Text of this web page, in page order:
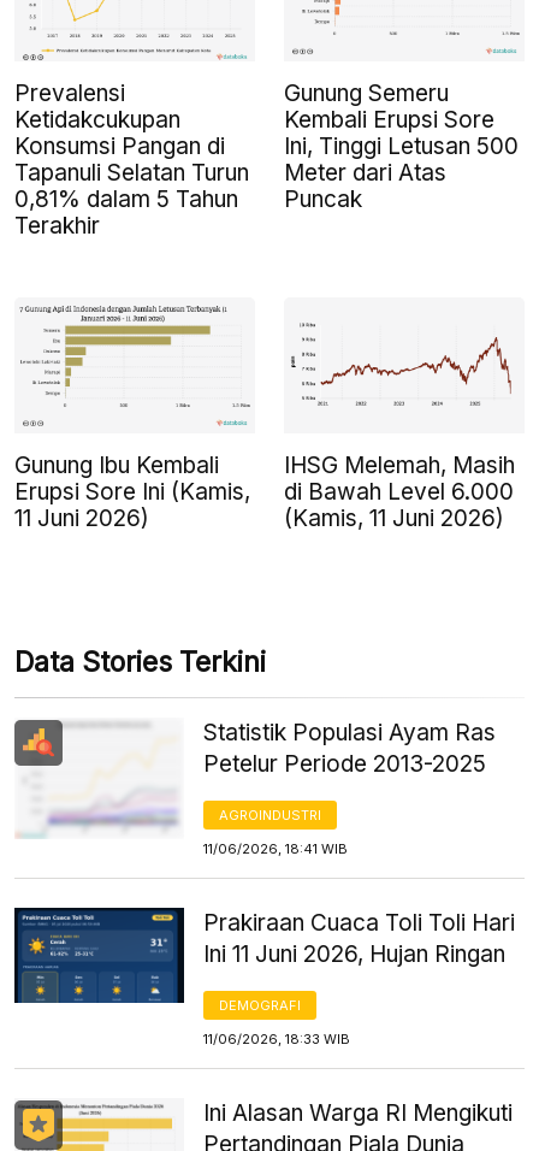
Prevalensi
Ketidakcukupan
Konsumsi Pangan di
Tapanuli Selatan Turun
0,81% dalam 5 Tahun
Terakhir
Gunung Semeru
Kembali Erupsi Sore
Ini, Tinggi Letusan 500
Meter dari Atas
Puncak
Gunung Ibu Kembali
Erupsi Sore Ini (Kamis,
11 Juni 2026)
IHSG Melemah, Masih
di Bawah Level 6.000
(Kamis, 11 Juni 2026)
Data Stories Terkini
Statistik Populasi Ayam Ras
Petelur Periode 2013-2025
AGROINDUSTRI
11/06/2026, 18:41 WIB
Prakiraan Cuaca Toli Toli Hari
Ini 11 Juni 2026, Hujan Ringan
DEMOGRAFI
11/06/2026, 18:33 WIB
Ini Alasan Warga RI Mengikuti
Pertandingan Piala Dunia